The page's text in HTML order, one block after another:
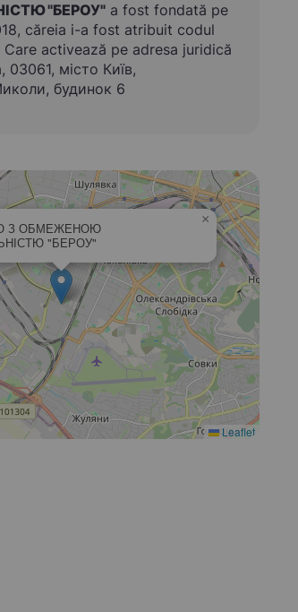
"БЕРОУ"a fost fondată pe
căreia i-a fost atribuit codul
activează pe adresa juridică
03061, місто Київ,
будинок 6
З ОБМЕЖЕНОЮ
"БЕРОУ"
×
Leaflet